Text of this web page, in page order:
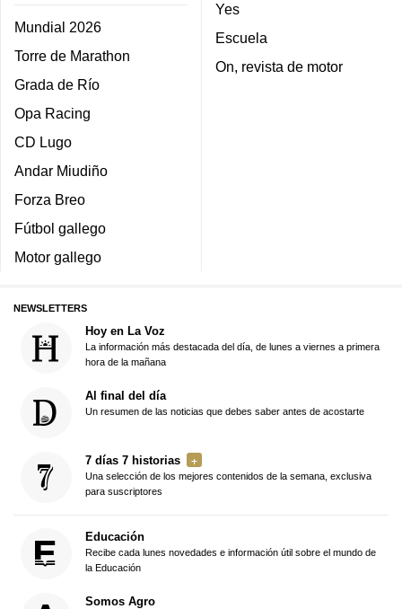
Mundial 2026
Torre de Marathon
Grada de Río
Opa Racing
CD Lugo
Andar Miudiño
Forza Breo
Fútbol gallego
Motor gallego
Yes
Escuela
On, revista de motor
NEWSLETTERS
Hoy en La Voz
La información más destacada del día, de lunes a viernes a primera
hora de la mañana
Al final del día
Un resumen de las noticias que debes saber antes de acostarte
7 días 7 historias
Una selección de los mejores contenidos de la semana, exclusiva
para suscriptores
Educación
Recibe cada lunes novedades e información útil sobre el mundo de
la Educación
Somos Agro